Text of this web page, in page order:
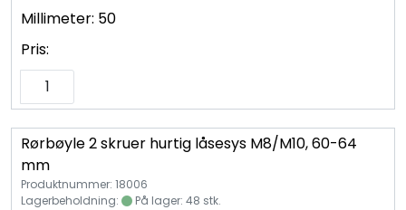
Millimeter: 50
Pris:
Rørbøyle 2 skruer hurtig låsesys M8/M10, 60-64
mm
Produktnummer: 18006
Lagerbeholdning:
På lager: 48 stk.